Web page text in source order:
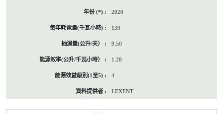
2020
139
9.50
1.28
4
LEXENT